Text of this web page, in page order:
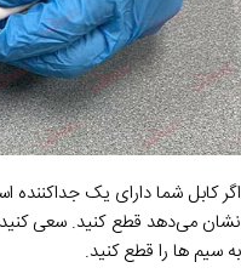
اگر کابل شما دارای یک
نشان می‌دهد قطع کنید. سعی
به سیم ها را قطع کنید.